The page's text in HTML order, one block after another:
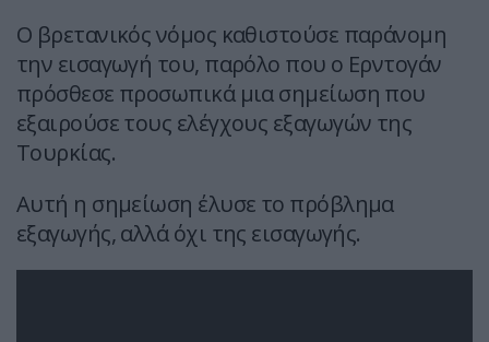
Ο βρετανικός νόμος καθιστούσε παράνομη
την εισαγωγή του, παρόλο που ο Ερντογάν
πρόσθεσε προσωπικά μια σημείωση που
εξαιρούσε τους ελέγχους εξαγωγών της
Τουρκίας.
Αυτή η σημείωση έλυσε το πρόβλημα
εξαγωγής, αλλά όχι της εισαγωγής.